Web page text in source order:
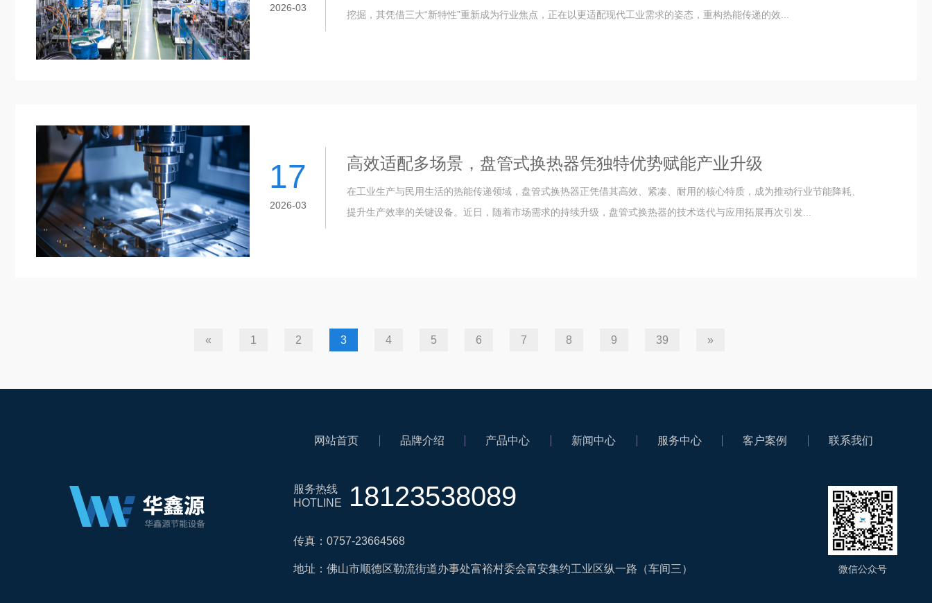
2026-03
挖掘，其凭借三大“新特性”重新成为行业焦点，正在以更适配现代工业需求的姿态，重构热能传递的效...
17
2026-03
高效适配多场景，盘管式换热器凭独特优势赋能产业升级
在工业生产与民用生活的热能传递领域，盘管式换热器正凭借其高效、紧凑、耐用的核心特质，成为推动行业节能降耗、
提升生产效率的关键设备。近日，随着市场需求的持续升级，盘管式换热器的技术迭代与应用拓展再次引发...
« 1 2 3 4 5 6 7 8 9 39 »
网站首页 品牌介绍 产品中心 新闻中心 服务中心 客户案例 联系我们
服务热线
HOTLINE
18123538089
传真：0757-23664568
地址：佛山市顺德区勒流街道办事处富裕村委会富安集约工业区纵一路（车间三） 微信公众号